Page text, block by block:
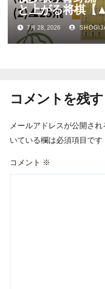
と上がる将棋
か】
7月 28, 2026
コメントを残す
メールアドレスが公開され
いている欄は必須項目です
コメント ※